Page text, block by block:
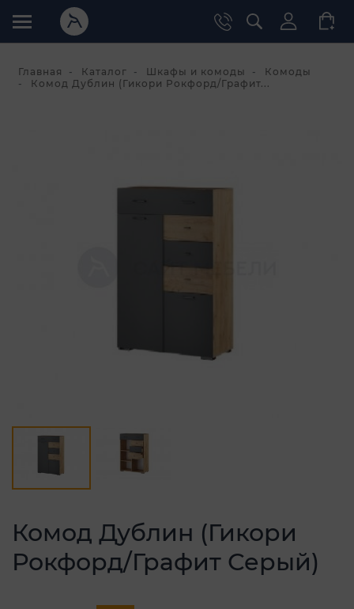
Главная Каталог Шкафы и комоды
Комоды
Комод Дублин (Гикори Рокфорд/Графит...
Комод Дублин (Гикори
Рокфорд/Графит Серый)